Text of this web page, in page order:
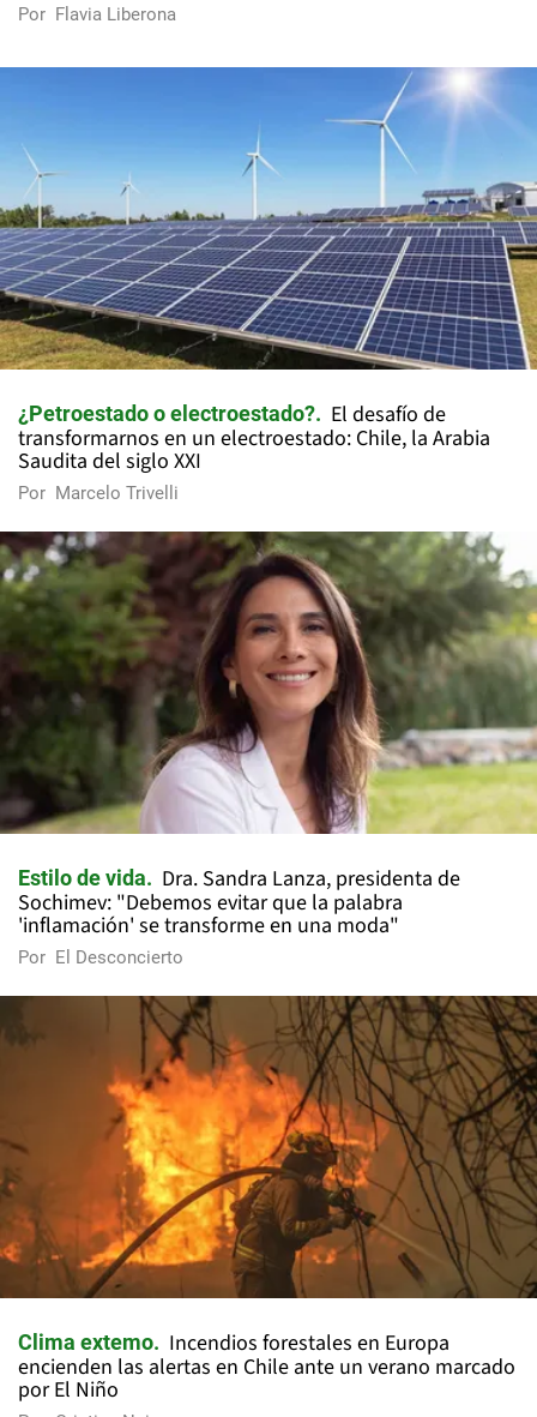
Por Flavia Liberona
¿Petroestado o electroestado?
El desafío de
transformarnos en un electroestado: Chile, la Arabia
Saudita del siglo XXI
Por Marcelo Trivelli
Estilo de vida
Dra. Sandra Lanza, presidenta de
Sochimev: "Debemos evitar que la palabra
'inflamación' se transforme en una moda"
Por El Desconcierto
Clima extemo
Incendios forestales en Europa
encienden las alertas en Chile ante un verano marcado
por El Niño